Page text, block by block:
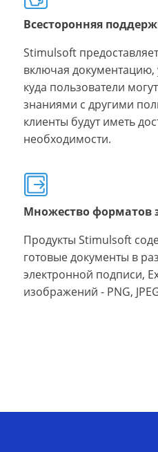
Всесторонняя
Stimulsoft
включая
куда пользователи
знаниями с другими
клиенты будут иметь
необходимости.
Множество форматов
Продукты Stimulsoft
готовые документы в
электронной подписи,
изображений - PNG,